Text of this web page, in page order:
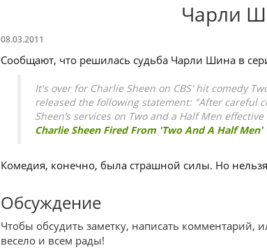
Чарли
08.03.2011
Сообщают, что решилась судьба Чарли Шина в
It's over for Charlie Sheen on CBS' hit comedy
released the following statement: "After careful
Sheen’s services on Two and a Half Men
Charlie Sheen Fired From 'Two And A Half Men'
Комедия, конечно, была страшной силы. Но нельзя
Обсуждение
Чтобы обсудить заметку, написать комментарий,
весело и всем рады!